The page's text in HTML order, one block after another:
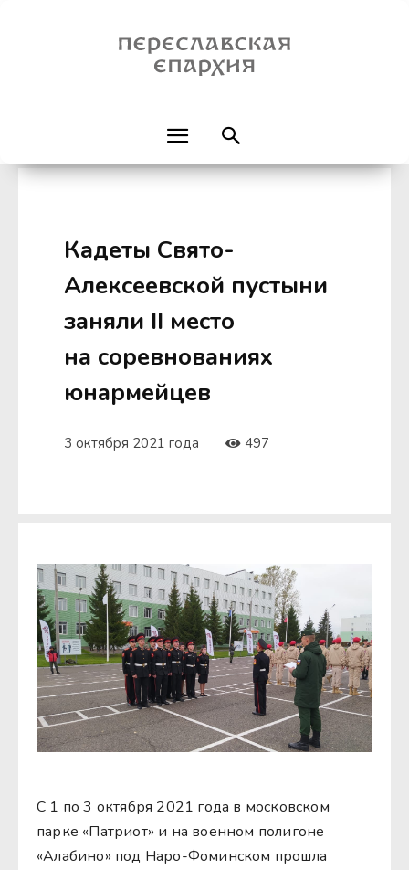
Кадеты Свято-
Алексеевской пустыни
заняли II место
на соревнованиях
юнармейцев
3 октября 2021 года 497
C 1 по 3 октября 2021 года в московском
парке «Патриот» и на военном полигоне
«Алабино» под Наро-Фоминском прошла